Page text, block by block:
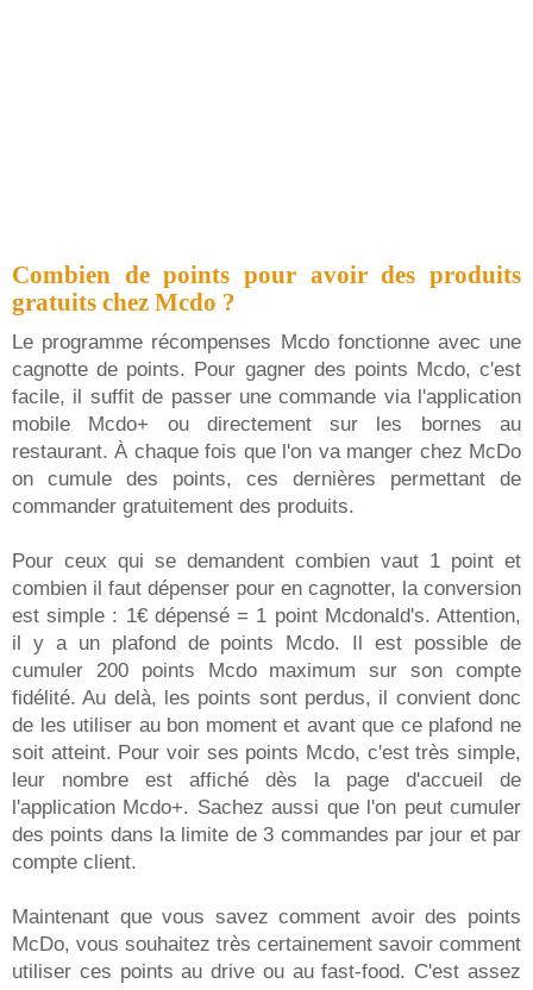
Combien de points pour avoir des produits
gratuits chez Mcdo ?
Le programme récompenses Mcdo fonctionne avec une
cagnotte de points. Pour gagner des points Mcdo, c'est
facile, il suffit de passer une commande via l'application
mobile Mcdo+ ou directement sur les bornes au
restaurant. À chaque fois que l'on va manger chez McDo
on cumule des points, ces dernières permettant de
commander gratuitement des produits.
Pour ceux qui se demandent combien vaut 1 point et
combien il faut dépenser pour en cagnotter, la conversion
est simple : 1€ dépensé = 1 point Mcdonald's. Attention,
il y a un plafond de points Mcdo. Il est possible de
cumuler 200 points Mcdo maximum sur son compte
fidélité. Au delà, les points sont perdus, il convient donc
de les utiliser au bon moment et avant que ce plafond ne
soit atteint. Pour voir ses points Mcdo, c'est très simple,
leur nombre est affiché dès la page d'accueil de
l'application Mcdo+. Sachez aussi que l'on peut cumuler
des points dans la limite de 3 commandes par jour et par
compte client.
Maintenant que vous savez comment avoir des points
McDo, vous souhaitez très certainement savoir comment
utiliser ces points au drive ou au fast-food. C'est assez